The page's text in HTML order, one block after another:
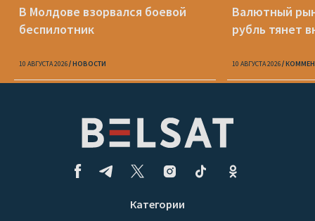
В Молдове взорвался боевой
беспилотник
10 АВГУСТА 2026 НОВОСТИ
Валютный
рубль тянет
10 АВГУСТА 2026
Категории